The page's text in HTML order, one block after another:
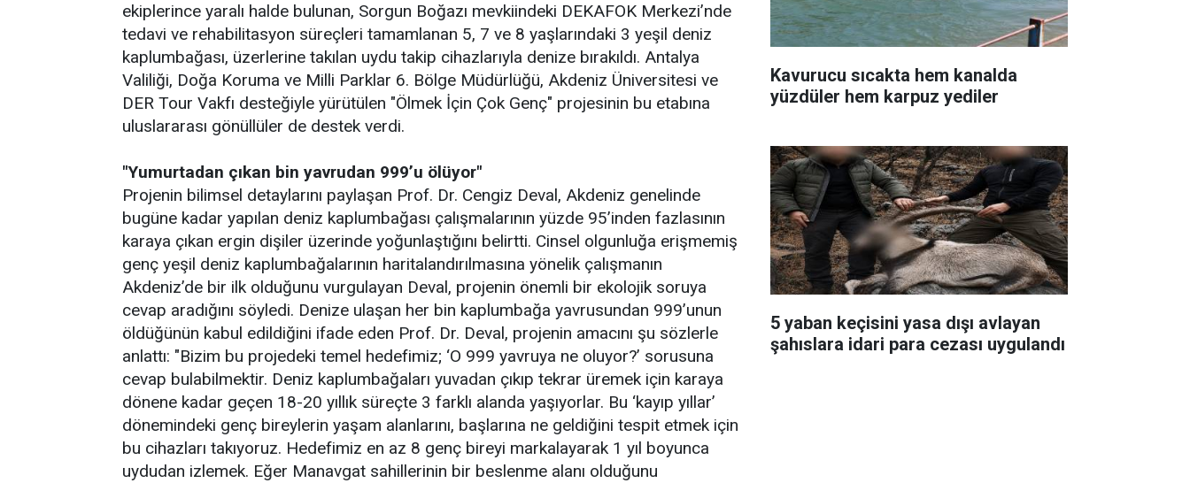
ekiplerince yaralı halde bulunan, Sorgun Boğazı mevkiindeki DEKAFOK Merkezi’nde
tedavi ve rehabilitasyon süreçleri tamamlanan 5, 7 ve 8 yaşlarındaki 3 yeşil deniz
kaplumbağası, üzerlerine takılan uydu takip cihazlarıyla denize bırakıldı. Antalya
Valiliği, Doğa Koruma ve Milli Parklar 6. Bölge Müdürlüğü, Akdeniz Üniversitesi ve
DER Tour Vakfı desteğiyle yürütülen "Ölmek İçin Çok Genç" projesinin bu etabına
uluslararası gönüllüler de destek verdi.
"Yumurtadan çıkan bin yavrudan 999’u ölüyor"
Projenin bilimsel detaylarını paylaşan Prof. Dr. Cengiz Deval, Akdeniz genelinde
bugüne kadar yapılan deniz kaplumbağası çalışmalarının yüzde 95’inden fazlasının
karaya çıkan ergin dişiler üzerinde yoğunlaştığını belirtti. Cinsel olgunluğa erişmemiş
genç yeşil deniz kaplumbağalarının haritalandırılmasına yönelik çalışmanın
Akdeniz’de bir ilk olduğunu vurgulayan Deval, projenin önemli bir ekolojik soruya
cevap aradığını söyledi. Denize ulaşan her bin kaplumbağa yavrusundan 999’unun
öldüğünün kabul edildiğini ifade eden Prof. Dr. Deval, projenin amacını şu sözlerle
anlattı: "Bizim bu projedeki temel hedefimiz; ‘O 999 yavruya ne oluyor?’ sorusuna
cevap bulabilmektir. Deniz kaplumbağaları yuvadan çıkıp tekrar üremek için karaya
dönene kadar geçen 18-20 yıllık süreçte 3 farklı alanda yaşıyorlar. Bu ‘kayıp yıllar’
dönemindeki genç bireylerin yaşam alanlarını, başlarına ne geldiğini tespit etmek için
bu cihazları takıyoruz. Hedefimiz en az 8 genç bireyi markalayarak 1 yıl boyunca
uydudan izlemek. Eğer Manavgat sahillerinin bir beslenme alanı olduğunu
Kavurucu sıcakta hem kanalda
yüzdüler hem karpuz yediler
5 yaban keçisini yasa dışı avlayan
şahıslara idari para cezası uygulandı